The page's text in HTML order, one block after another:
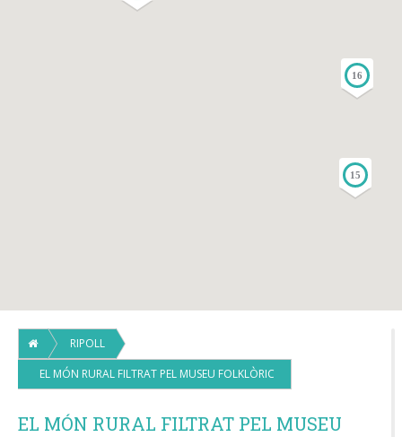
15
16
RIPOLL
EL MÓN RURAL FILTRAT PEL MUSEU FOLKLÒRIC
EL MÓN RURAL FILTRAT PEL MUSEU